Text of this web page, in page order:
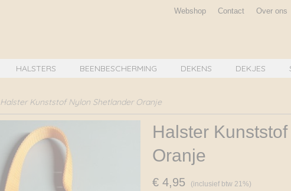
Webshop Contact Over ons
HALSTERS BEENBESCHERMING DEKENS DEKJES
Halster Kunststof Nylon Shetlander Oranje
Halster
Oranje
€ 4,95 (inclusief btw 21%)